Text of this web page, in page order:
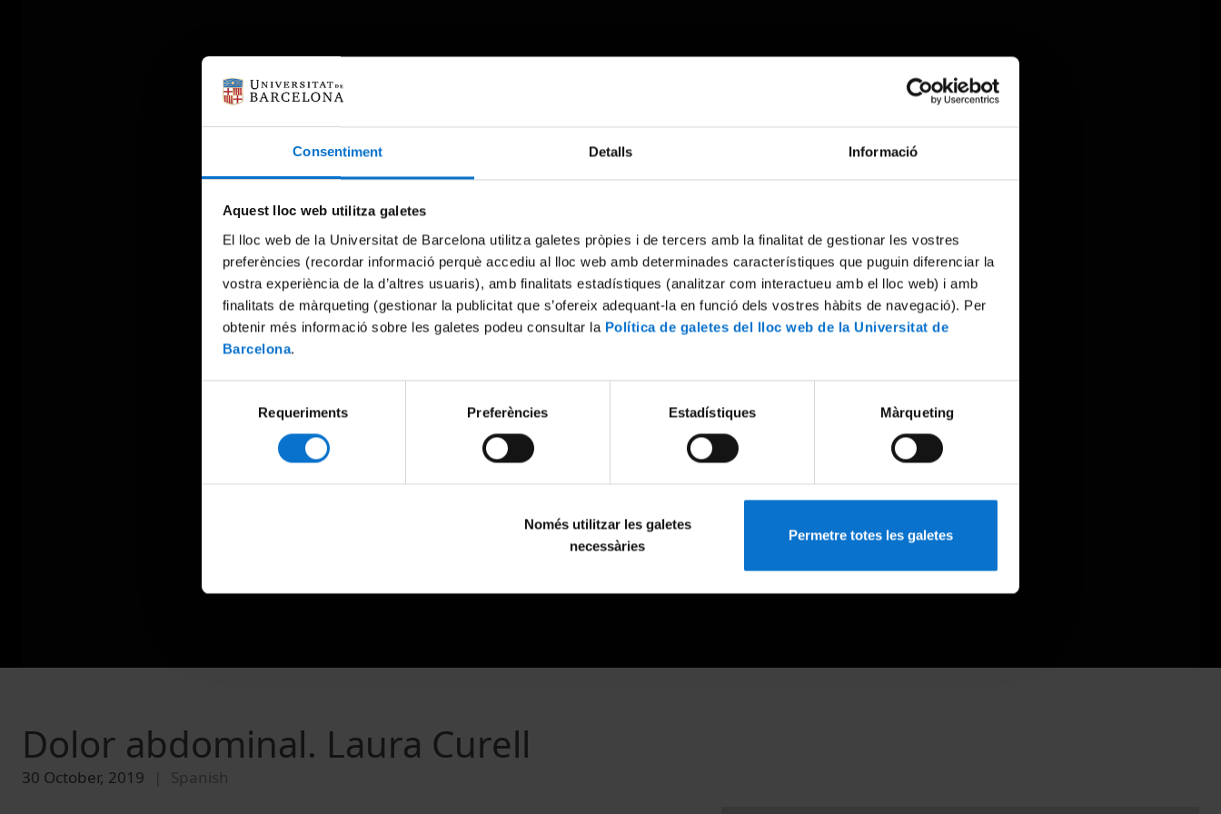
Consentiment Detalls Informació
Aquest lloc web utilitza galetes
El lloc web de la Universitat de Barcelona utilitza galetes pròpies i de tercers amb la finalitat de gestionar les vostres
preferències (recordar informació perquè accediu al lloc web amb determinades característiques que puguin diferenciar la
vostra experiència de la d’altres usuaris), amb finalitats estadístiques (analitzar com interactueu amb el lloc web) i amb
finalitats de màrqueting (gestionar la publicitat que s’ofereix adequant-la en funció dels vostres hàbits de navegació). Per
obtenir més informació sobre les galetes podeu consultar la Política de galetes del lloc web de la Universitat de
Barcelona.
consentiment
Requeriments Preferències Estadístiques Màrqueting
Només utilitzar les galetes
necessàries
Permetre totes les galetes
Something went wrong
An error occurred, please try again later.
Try again
Dolor abdominal. Laura Curell
30 October, 2019 Spanish